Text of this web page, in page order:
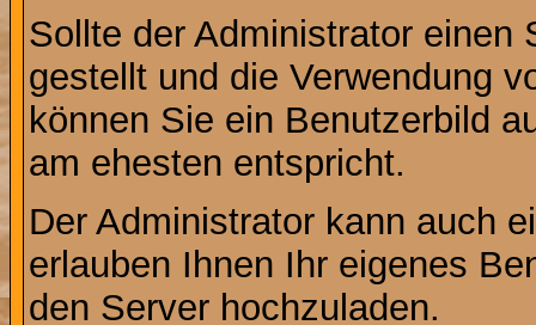
Sollte der Administrator einen
gestellt und die Verwendung
können Sie ein Benutzerbild
am ehesten entspricht.
Der Administrator kann auch
erlauben Ihnen Ihr eigenes
den Server hochzuladen.